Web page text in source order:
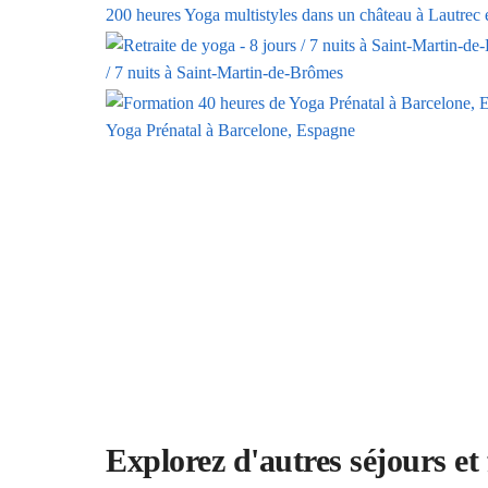
200 heures Yoga multistyles dans un château à
/ 7 nuits à Saint-Martin-de-Brômes
Yoga Prénatal à Barcelone, Espagne
Explorez d'autres séjours